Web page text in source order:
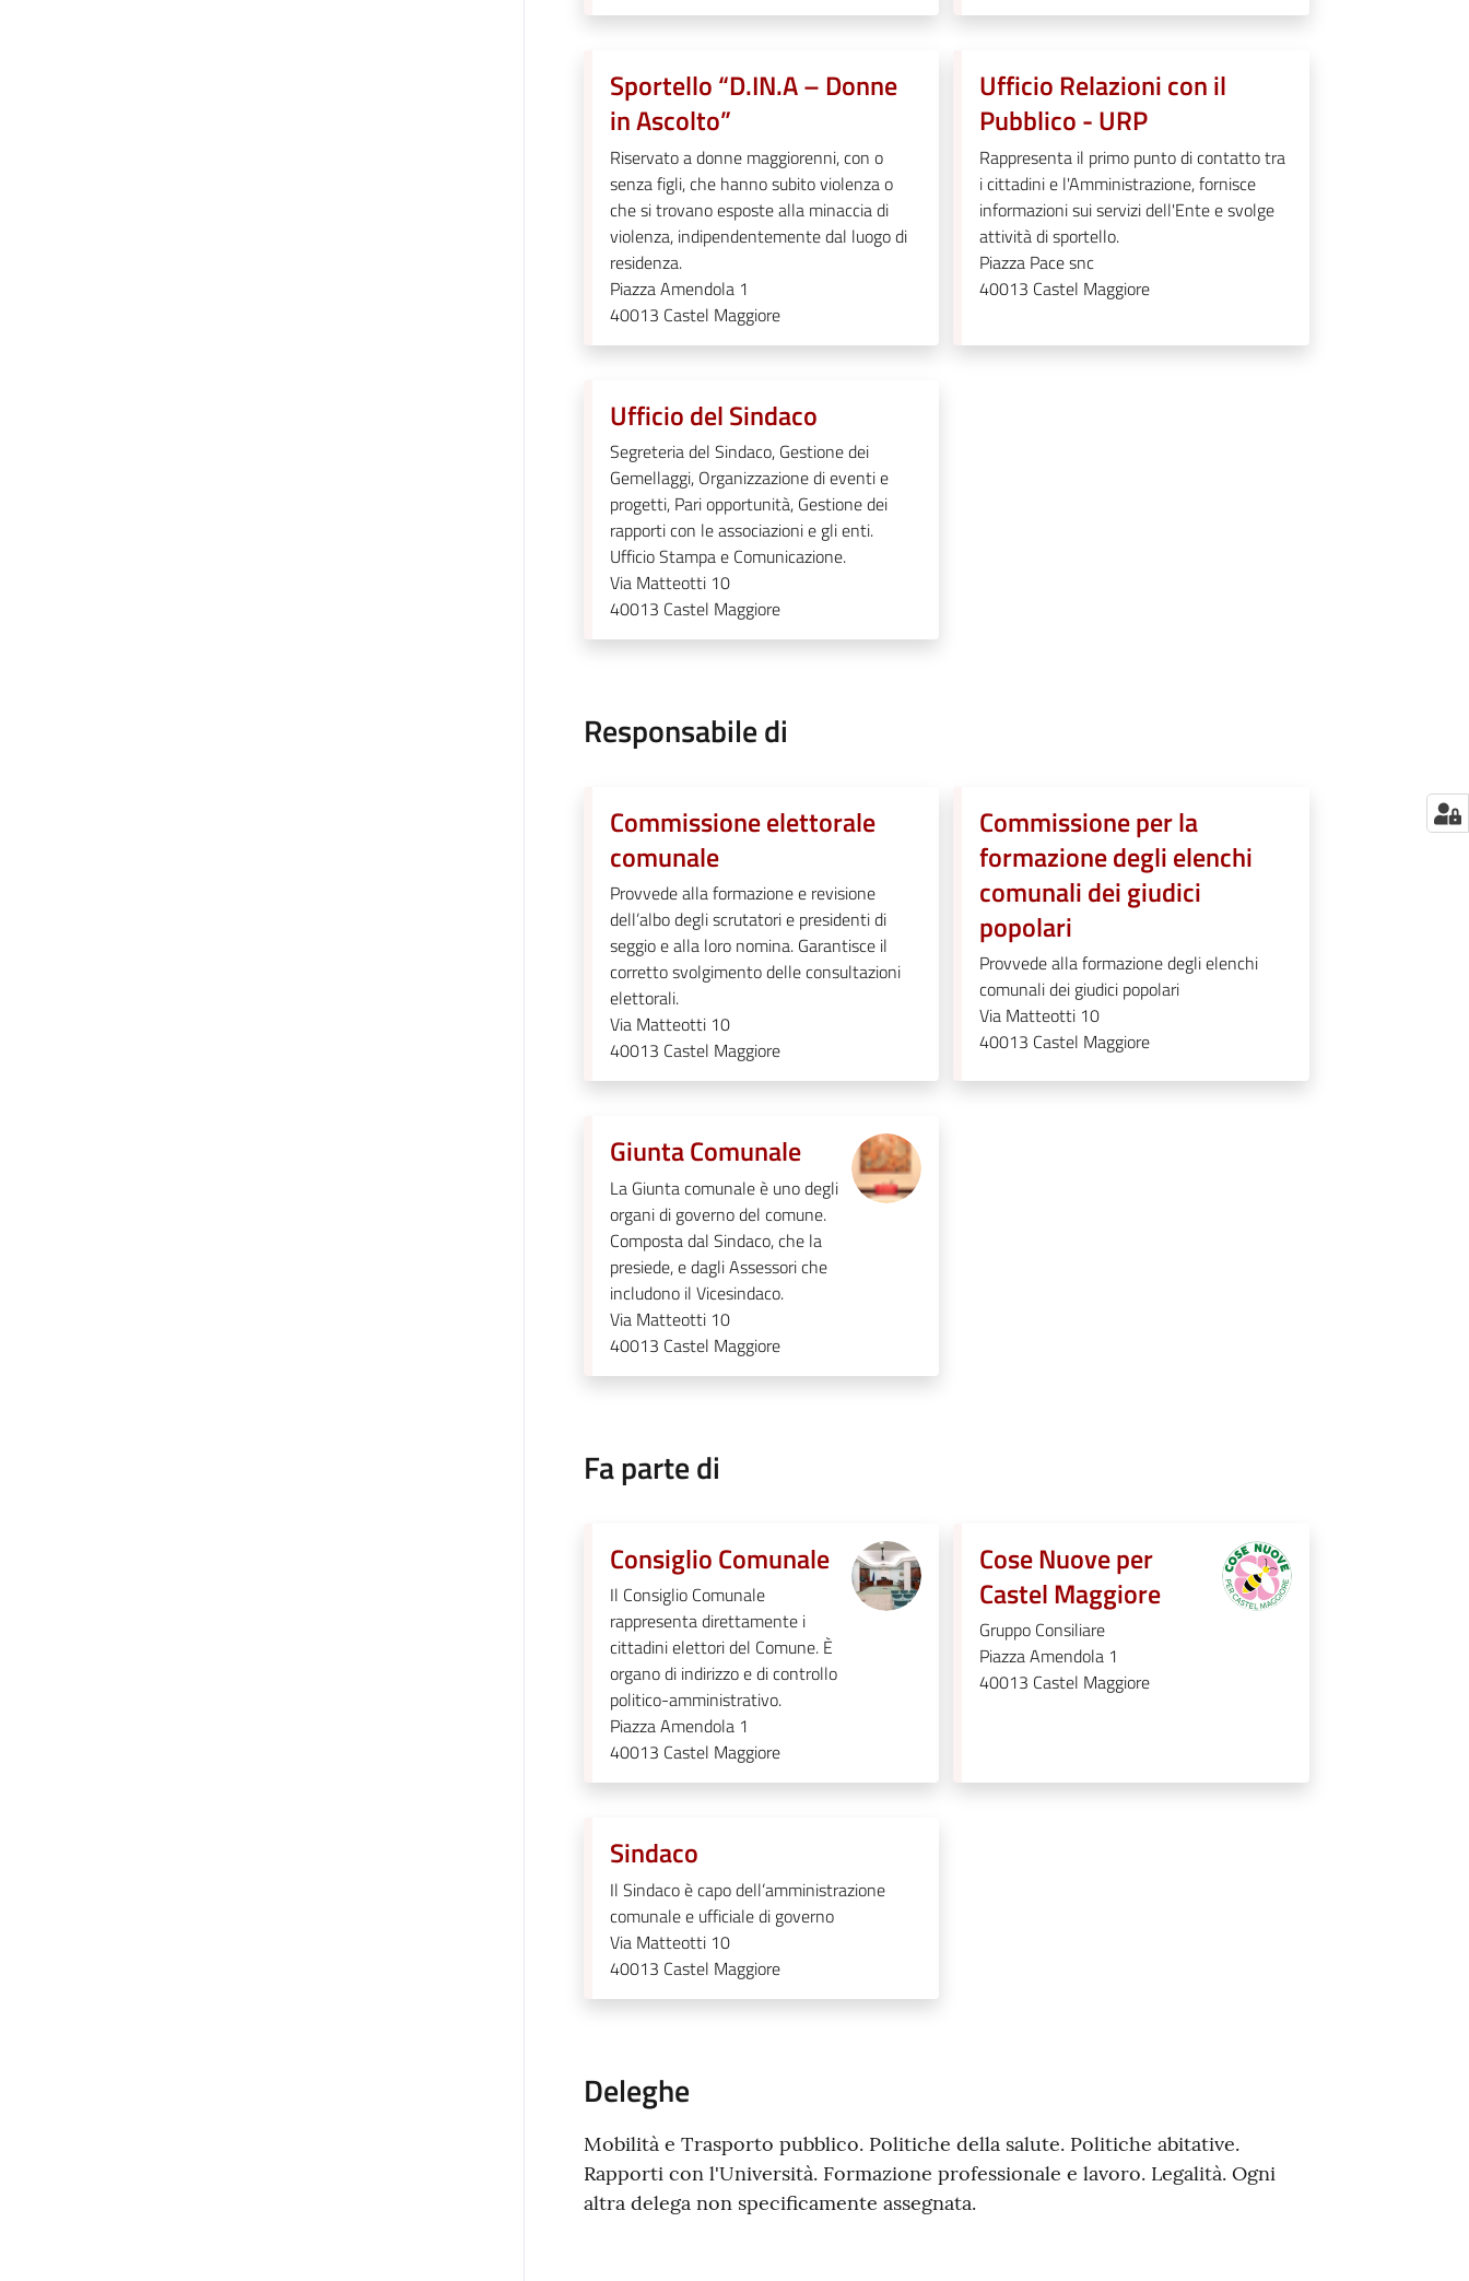
Sportello “D.IN.A – Donne
in Ascolto”
Riservato a donne maggiorenni, con o
senza figli, che hanno subito violenza o
che si trovano esposte alla minaccia di
violenza, indipendentemente dal luogo di
residenza.
Piazza Amendola 1
40013 Castel Maggiore
Ufficio Relazioni con il
Pubblico - URP
Rappresenta il primo punto di contatto tra
i cittadini e l'Amministrazione, fornisce
informazioni sui servizi dell'Ente e svolge
attività di sportello.
Piazza Pace snc
40013 Castel Maggiore
Ufficio del Sindaco
Segreteria del Sindaco, Gestione dei
Gemellaggi, Organizzazione di eventi e
progetti, Pari opportunità, Gestione dei
rapporti con le associazioni e gli enti.
Ufficio Stampa e Comunicazione.
Via Matteotti 10
40013 Castel Maggiore
Responsabile di
Commissione elettorale
comunale
Provvede alla formazione e revisione
dell’albo degli scrutatori e presidenti di
seggio e alla loro nomina. Garantisce il
corretto svolgimento delle consultazioni
elettorali.
Via Matteotti 10
40013 Castel Maggiore
Commissione per la
formazione degli elenchi
comunali dei giudici
popolari
Provvede alla formazione degli elenchi
comunali dei giudici popolari
Via Matteotti 10
40013 Castel Maggiore
Giunta Comunale
La Giunta comunale è uno degli
organi di governo del comune.
Composta dal Sindaco, che la
presiede, e dagli Assessori che
includono il Vicesindaco.
Via Matteotti 10
40013 Castel Maggiore
Fa parte di
Consiglio Comunale
Il Consiglio Comunale
rappresenta direttamente i
cittadini elettori del Comune. È
organo di indirizzo e di controllo
politico-amministrativo.
Piazza Amendola 1
40013 Castel Maggiore
Cose Nuove per
Castel Maggiore
Gruppo Consiliare
Piazza Amendola 1
40013 Castel Maggiore
Sindaco
Il Sindaco è capo dell’amministrazione
comunale e ufficiale di governo
Via Matteotti 10
40013 Castel Maggiore
Deleghe
Mobilità e Trasporto pubblico. Politiche della salute. Politiche abitative.
Rapporti con l'Università. Formazione professionale e lavoro. Legalità. Ogni
altra delega non specificamente assegnata.